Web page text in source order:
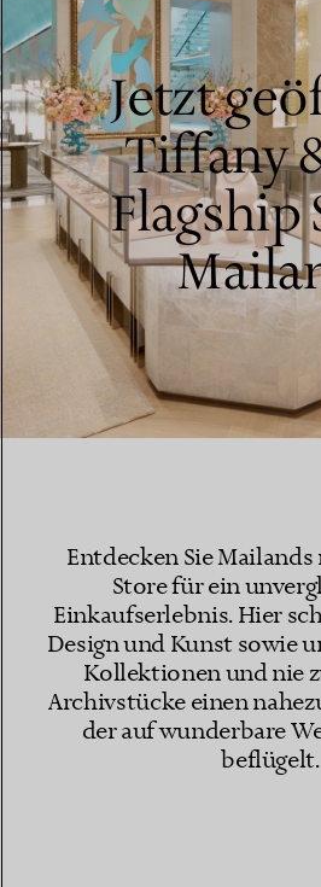
Jetzt
Tiffany
Flagship
Entdecken Sie Mailands
Store für ein
Einkaufserlebnis. Hier
Design und Kunst sowie
Kollektionen und nie
Archivstücke einen
der auf wunderbare
beflügelt.